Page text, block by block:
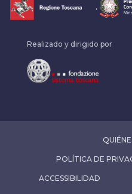
.
Realizado y dirigido por
POLÍTICA DE
ACCESSIBILIDAD